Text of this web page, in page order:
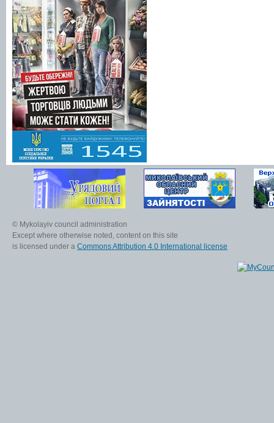
© Mykolayiv council administration
Except where otherwise noted, content on this site
is licensed under a Commons Attribution 4.0 International license